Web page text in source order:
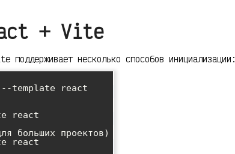
+ Vite
поддерживает несколько способов инициализации:
template react
react
больших проектов)
react